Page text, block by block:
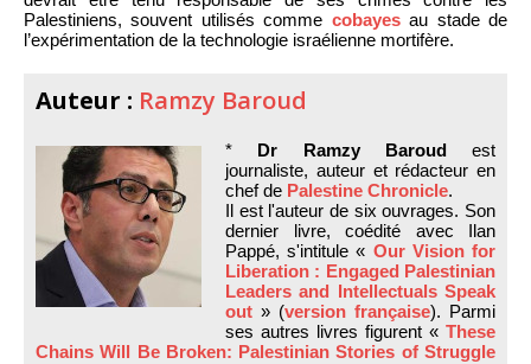
Palestiniens, souvent utilisés comme cobayesau stade de
l’expérimentation de la technologie israélienne mortifère.
Auteur : Ramzy Baroud
* Dr Ramzy Baroudest
journaliste, auteur et rédacteur en
chef de Palestine Chronicle.
Il est l'auteur de six ouvrages. Son
dernier livre, coédité avec Ilan
Pappé, s'intitule « Our Vision for
Liberation : Engaged Palestinian
Leaders and Intellectuals Speak
out » (version française). Parmi
ses autres livres figurent « These
Chains Will Be Broken: Palestinian Stories of Struggle